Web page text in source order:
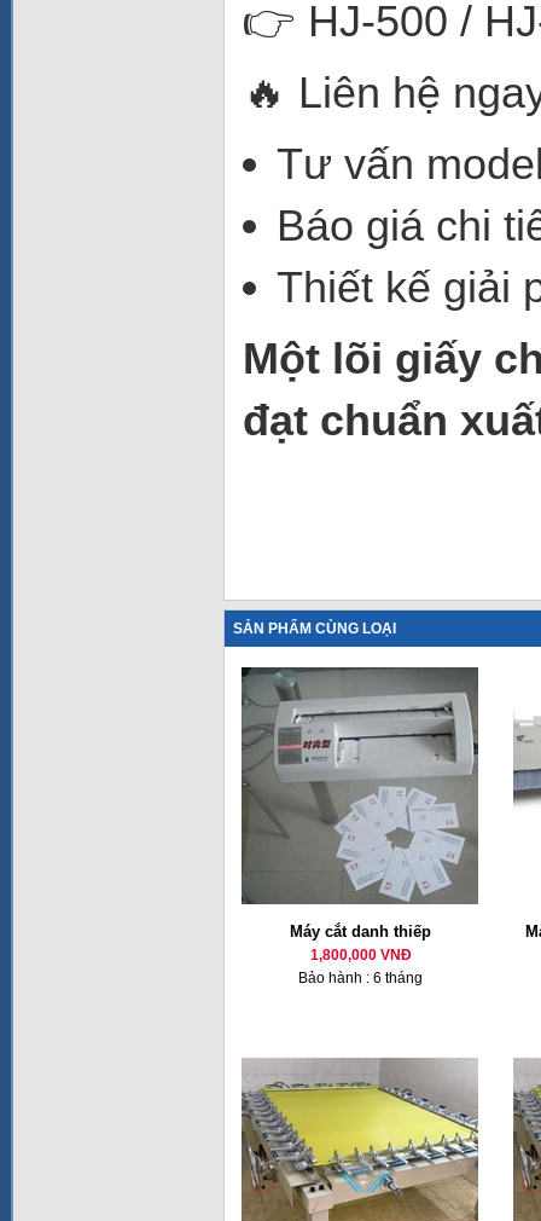
👉 HJ-500 /
🔥 Liên hệ
Tư vấn
Báo giá chi
Thiết kế giải
Một lõi giấy
đạt chuẩn
SẢN PHẨM CÙNG LOẠI
Máy cắt danh thiếp
1,800,000 VNĐ
Bảo hành : 6 tháng